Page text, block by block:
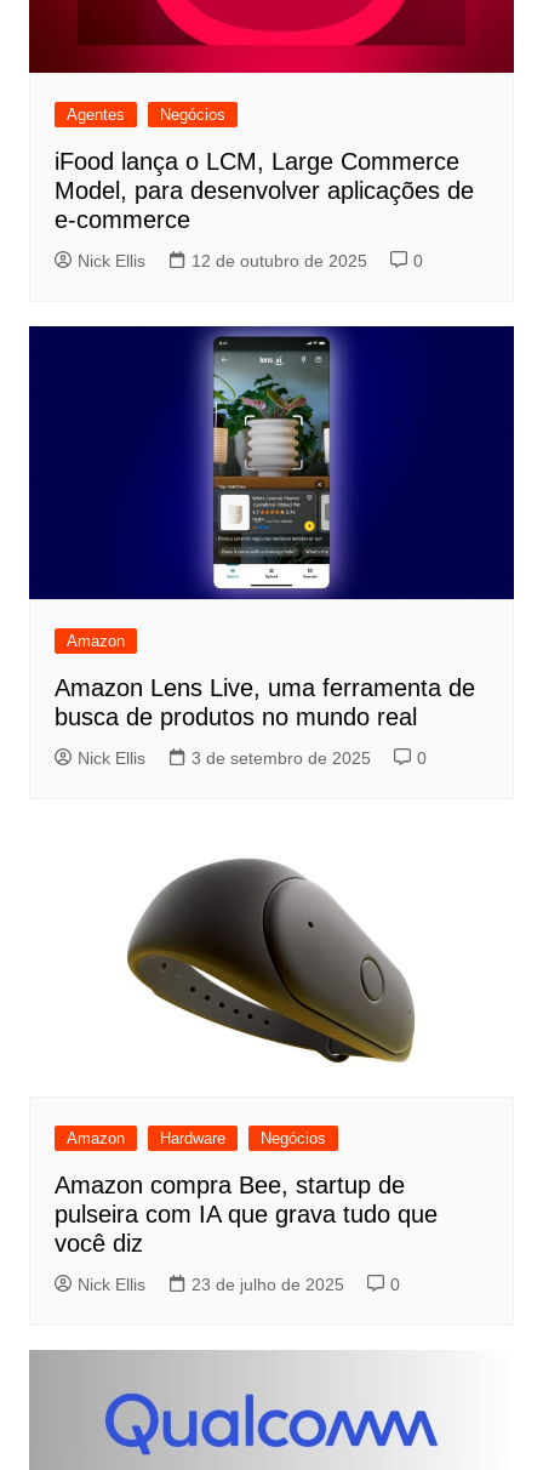
Agentes Negócios
iFood lança o LCM, Large Commerce
Model, para desenvolver aplicações de
e-commerce
Nick Ellis 12 de outubro de 2025 0
Amazon
Amazon Lens Live, uma ferramenta de
busca de produtos no mundo real
Nick Ellis 3 de setembro de 2025 0
Amazon Hardware Negócios
Amazon compra Bee, startup de
pulseira com IA que grava tudo que
você diz
Nick Ellis 23 de julho de 2025 0